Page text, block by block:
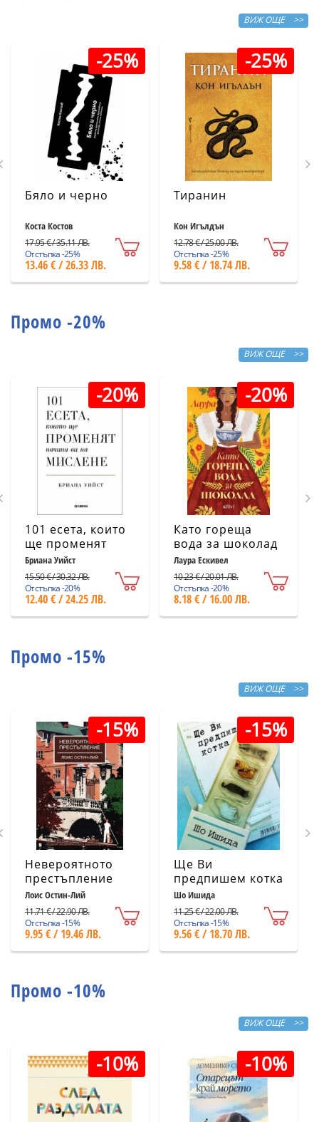
ВИЖ ОЩЕ >>
-25%
Бяло и черно
Коста Костов
17.95 € / 35.11 ЛВ.
Отстъпка -25%
13.46 € / 26.33 ЛВ.
-25%
Тиранин
Кон Игълдън
12.78 € / 25.00 ЛВ.
Отстъпка -25%
9.58 € / 18.74 ЛВ.
Промо -20%
ВИЖ ОЩЕ >>
-20%
101 есета, които
ще променят
начина ви на
мислене
Бриана Уийст
15.50 € / 30.32 ЛВ.
Отстъпка -20%
12.40 € / 24.25 ЛВ.
-20%
Като гореща
вода за шоколад
(ново издание)
Лаура Ескивел
10.23 € / 20.01 ЛВ.
Отстъпка -20%
8.18 € / 16.00 ЛВ.
Промо -15%
ВИЖ ОЩЕ >>
-15%
Невероятното
престъпление
Лоис Остин-Лий
11.71 € / 22.90 ЛВ.
Отстъпка -15%
9.95 € / 19.46 ЛВ.
-15%
Ще Ви
предпишем котка
Шо Ишида
11.25 € / 22.00 ЛВ.
Отстъпка -15%
9.56 € / 18.70 ЛВ.
Промо -10%
ВИЖ ОЩЕ >>
-10% -10%